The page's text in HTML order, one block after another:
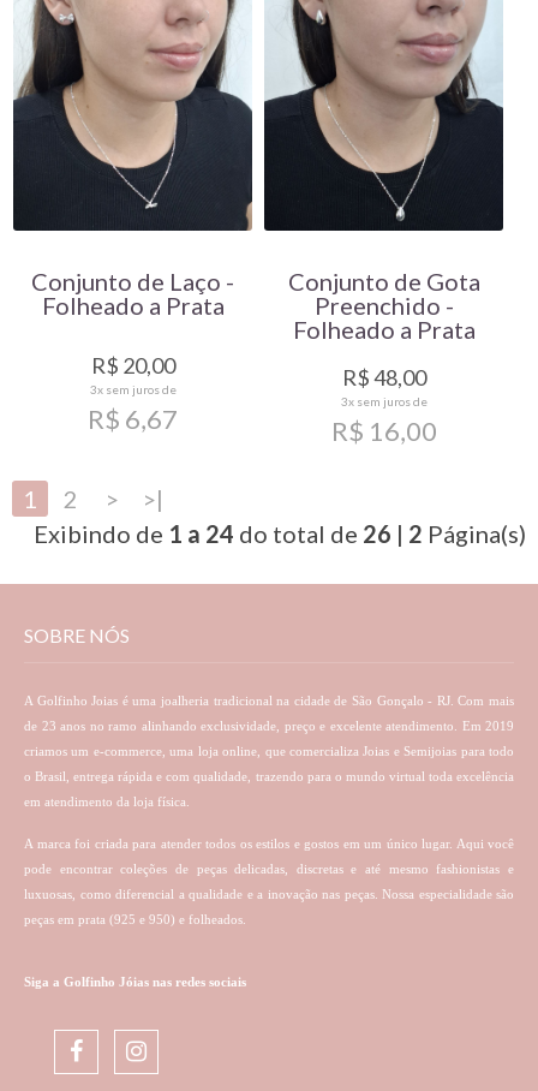
Conjunto de Laço -
Folheado a Prata
R$ 20,00
3xsem juros de
R$ 6,67
Conjunto de Gota
Preenchido -
Folheado a Prata
R$ 48,00
3xsem juros de
R$ 16,00
1 2 >
>|
Exibindo de 1 a 24 do total de 26 | 2 Página(s)
SOBRE NÓS
A Golfinho Joias é uma joalheria tradicional na cidade de São Gonçalo - RJ. Com mais
de 23 anos no ramo alinhando exclusividade, preço e excelente atendimento. Em 2019
criamos um e-commerce, uma loja online, que comercializa Joias e Semijoias para todo
o Brasil, entrega rápida e com qualidade, trazendo para o mundo virtual toda excelência
em atendimento da loja física.
A marca foi criada para atender todos os estilos e gostos em um único lugar. Aqui você
pode encontrar coleções de peças delicadas, discretas e até mesmo fashionistas e
luxuosas, como diferencial a qualidade e a inovação nas peças. Nossa especialidade são
peças em prata (925 e 950) e folheados.
Siga a Golfinho Jóias nas redes sociais